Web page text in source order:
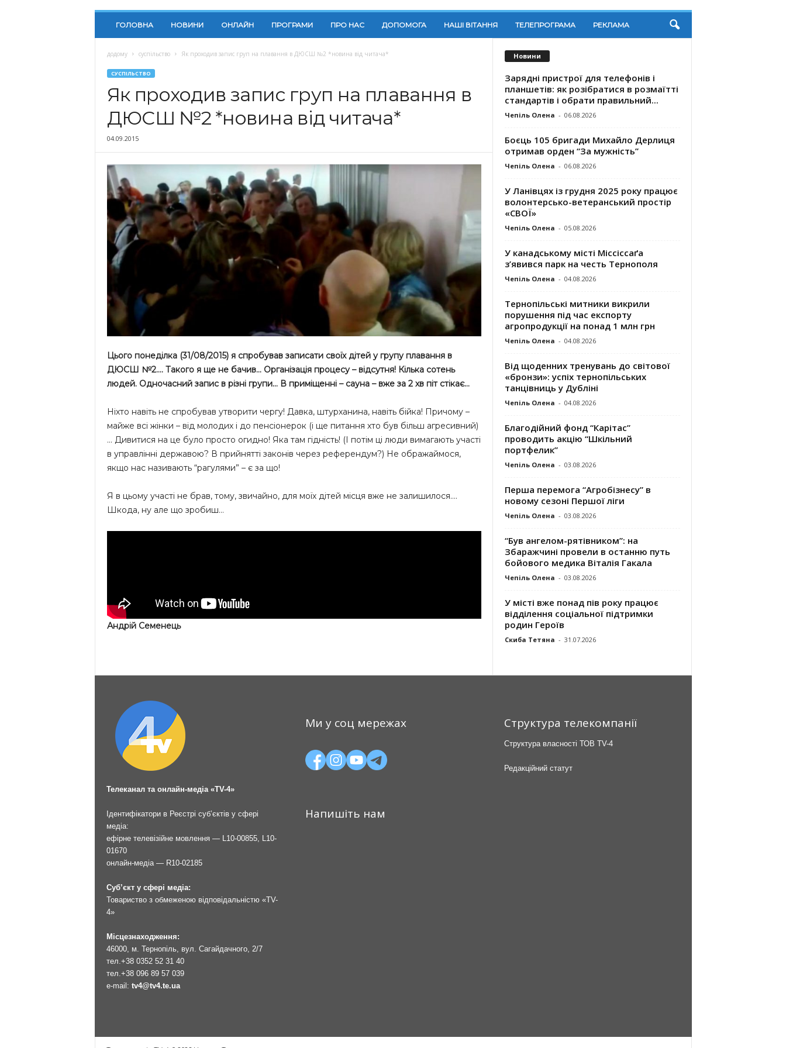
ГОЛОВНА НОВИНИ ОНЛАЙН ПРОГРАМИ ПРО НАС ДОПОМОГА НАШІ ВІТАННЯ ТЕЛЕПРОГРАМА РЕКЛАМА
додому суспільство Як проходив запис груп на плавання в ДЮСШ №2 *новина від читача*
СУСПІЛЬСТВО
Як проходив запис груп на плавання в
ДЮСШ №2 *новина від читача*
04.09.2015
Цього понеділка (31/08/2015) я спробував записати своїх дітей у групу плавання в
ДЮСШ №2…. Такого я ще не бачив… Організація процесу – відсутня! Кілька сотень
людей. Одночасний запис в різні групи… В приміщенні – сауна – вже за 2 хв піт стікає…
Ніхто навіть не спробував утворити чергу! Давка, штурханина, навіть бійка! Причому –
майже всі жінки – від молодих і до пенсіонерок (і ще питання хто був більш агресивний)
… Дивитися на це було просто огидно! Яка там гідність! (І потім ці люди вимагають участі
в управлінні державою? В прийнятті законів через референдум?) Не ображаймося,
якщо нас називають “рагулями” – є за що!
Я в цьому участі не брав, тому, звичайно, для моїх дітей місця вже не залишилося….
Шкода, ну але що зробиш…
Андрій Семенець
Новини
Зарядні пристрої для телефонів і
планшетів: як розібратися в розмаїтті
стандартів і обрати правильний...
Чепіль Олена - 06.08.2026
Боєць 105 бригади Михайло Дерлиця
отримав орден “За мужність”
Чепіль Олена - 06.08.2026
У Ланівцях із грудня 2025 року працює
волонтерсько-ветеранський простір
«СВОЇ»
Чепіль Олена - 05.08.2026
У канадському місті Міссіссаґа
з’явився парк на честь Тернополя
Чепіль Олена - 04.08.2026
Тернопільські митники викрили
порушення під час експорту
агропродукції на понад 1 млн грн
Чепіль Олена - 04.08.2026
Від щоденних тренувань до світової
«бронзи»: успіх тернопільських
танцівниць у Дубліні
Чепіль Олена - 04.08.2026
Благодійний фонд “Карітас”
проводить акцію “Шкільний
портфелик”
Чепіль Олена - 03.08.2026
Перша перемога “Агробізнесу” в
новому сезоні Першої ліги
Чепіль Олена - 03.08.2026
“Був ангелом-рятівником”: на
Збаражчині провели в останню путь
бойового медика Віталія Гакала
Чепіль Олена - 03.08.2026
У місті вже понад пів року працює
відділення соціальної підтримки
родин Героїв
Скиба Тетяна - 31.07.2026
Телеканал та онлайн-медіа «TV-4»
Ідентифікатори в Реєстрі суб’єктів у сфері
медіа:
ефірне телевізійне мовлення — L10-00855, L10-
01670
онлайн-медіа — R10-02185
Суб’єкт у сфері медіа:
Товариство з обмеженою відповідальністю «TV-
4»
Місцезнаходження:
46000, м. Тернопіль, вул. Сагайдачного, 2/7
тел.+38 0352 52 31 40
тел.+38 096 89 57 039
e-mail: tv4@tv4.te.ua
Ми у соц мережах
Напишіть нам
Структура телекомпанії
Структура власності ТОВ TV-4
Редакційний статут